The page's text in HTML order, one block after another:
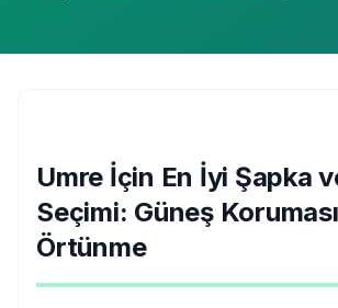
Umre İçin En İyi Şapka
Seçimi: Güneş
Örtünme